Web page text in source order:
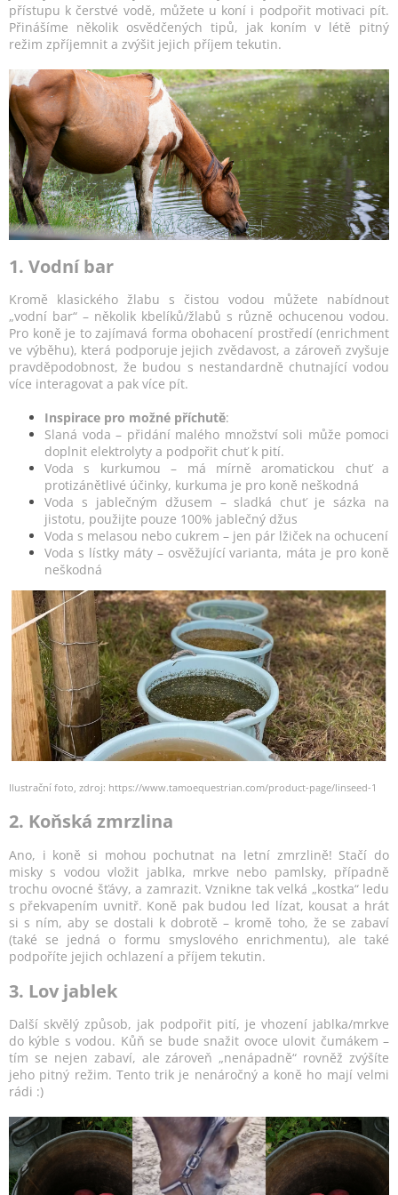
přístupu k čerstvé vodě, můžete u koní i podpořit motivaci pít.
Přinášíme několik osvědčených tipů, jak koním v létě pitný
režim zpříjemnit a zvýšit jejich příjem tekutin.
1. Vodní bar
Kromě klasického žlabu s čistou vodou můžete nabídnout
„vodní bar“ – několik kbelíků/žlabů s různě ochucenou vodou.
Pro koně je to zajímavá forma obohacení prostředí (enrichment
ve výběhu), která podporuje jejich zvědavost, a zároveň zvyšuje
pravděpodobnost, že budou s nestandardně chutnající vodou
více interagovat a pak více pít.
Inspirace pro možné příchutě:
Slaná voda – přidání malého množství soli může pomoci
doplnit elektrolyty a podpořit chuť k pití.
Voda s kurkumou – má mírně aromatickou chuť a
protizánětlivé účinky, kurkuma je pro koně neškodná
Voda s jablečným džusem – sladká chuť je sázka na
jistotu, použijte pouze 100% jablečný džus
Voda s melasou nebo cukrem – jen pár lžiček na ochucení
Voda s lístky máty – osvěžující varianta, máta je pro koně
neškodná
Ilustrační foto, zdroj: https://www.tamoequestrian.com/product-page/linseed-1
2. Koňská zmrzlina
Ano, i koně si mohou pochutnat na letní zmrzlině! Stačí do
misky s vodou vložit jablka, mrkve nebo pamlsky, případně
trochu ovocné šťávy, a zamrazit. Vznikne tak velká „kostka“ ledu
s překvapením uvnitř. Koně pak budou led lízat, kousat a hrát
si s ním, aby se dostali k dobrotě – kromě toho, že se zabaví
(také se jedná o formu smyslového enrichmentu), ale také
podpoříte jejich ochlazení a příjem tekutin.
3. Lov jablek
Další skvělý způsob, jak podpořit pití, je vhození jablka/mrkve
do kýble s vodou. Kůň se bude snažit ovoce ulovit čumákem –
tím se nejen zabaví, ale zároveň „nenápadně“ rovněž zvýšíte
jeho pitný režim. Tento trik je nenáročný a koně ho mají velmi
rádi :)